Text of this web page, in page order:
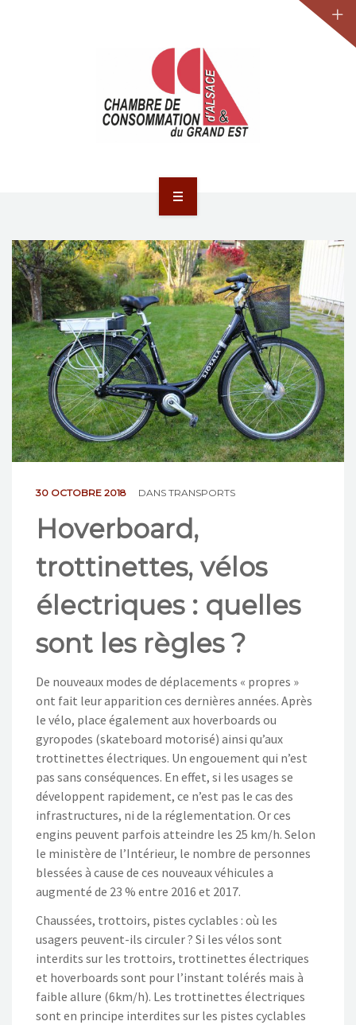
ACTUALITÉS
JURIDIQUE
LA CCA-GE
NOS ACTIONS
CONTACT
30 OCTOBRE 2018 DANS TRANSPORTS
Hoverboard,
trottinettes, vélos
électriques : quelles
sont les règles ?
De nouveaux modes de déplacements « propres »
ont fait leur apparition ces dernières années. Après
le vélo, place également aux hoverboards ou
gyropodes (skateboard motorisé) ainsi qu’aux
trottinettes électriques. Un engouement qui n’est
pas sans conséquences. En effet, si les usages se
développent rapidement, ce n’est pas le cas des
infrastructures, ni de la réglementation. Or ces
engins peuvent parfois atteindre les 25 km/h. Selon
le ministère de l’Intérieur, le nombre de personnes
blessées à cause de ces nouveaux véhicules a
augmenté de 23 % entre 2016 et 2017.
Chaussées, trottoirs, pistes cyclables : où les
usagers peuvent-ils circuler ? Si les vélos sont
interdits sur les trottoirs, trottinettes électriques
et hoverboards sont pour l’instant tolérés mais à
faible allure (6km/h). Les trottinettes électriques
sont en principe interdites sur les pistes cyclables